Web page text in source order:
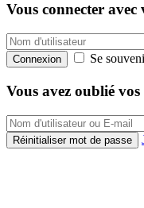
Vous connecter
Connexion Se
Vous avez oublié
Réinitialiser mot de passe